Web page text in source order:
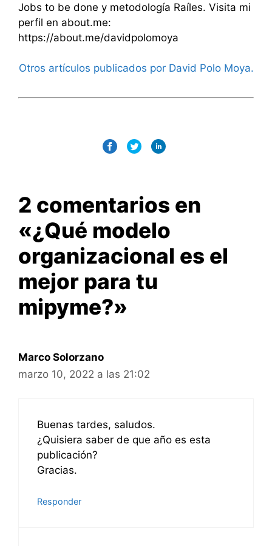
Jobs to be done y metodología Raíles. Visita mi
perfil en about.me:
https://about.me/davidpolomoya
Otros artículos publicados por David Polo Moya.
2 comentarios en
«¿Qué modelo
organizacional es el
mejor para tu
mipyme?»
Marco Solorzano
marzo 10, 2022 a las 21:02
Buenas tardes, saludos.
¿Quisiera saber de que año es esta
publicación?
Gracias.
Responder